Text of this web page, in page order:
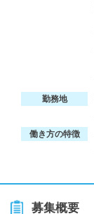
勤務地
働き方の特徴
募集概要